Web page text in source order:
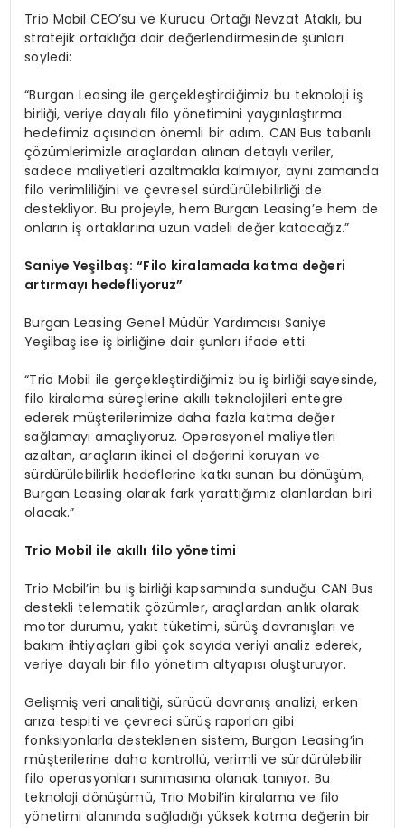
Trio Mobil CEO’su ve Kurucu Ortağı Nevzat Ataklı, bu
stratejik ortaklığa dair değerlendirmesinde şunları
söyledi:
“Burgan Leasing ile gerçekleştirdiğimiz bu teknoloji iş
birliği, veriye dayalı filo yönetimini yaygınlaştırma
hedefimiz açısından önemli bir adım. CAN Bus tabanlı
çözümlerimizle araçlardan alınan detaylı veriler,
sadece maliyetleri azaltmakla kalmıyor, aynı zamanda
filo verimliliğini ve çevresel sürdürülebilirliği de
destekliyor. Bu projeyle, hem Burgan Leasing’e hem de
onların iş ortaklarına uzun vadeli değer katacağız.”
Saniye Yeşilbaş:“Filo kiralamada katma değeri
artırmayı hedefliyoruz”
Burgan Leasing Genel Müdür Yardımcısı Saniye
Yeşilbaş ise iş birliğine dair şunları ifade etti:
“Trio Mobil ile gerçekleştirdiğimiz bu iş birliği sayesinde,
filo kiralama süreçlerine akıllı teknolojileri entegre
ederek müşterilerimize daha fazla katma değer
sağlamayı amaçlıyoruz. Operasyonel maliyetleri
azaltan, araçların ikinci el değerini koruyan ve
sürdürülebilirlik hedeflerine katkı sunan bu dönüşüm,
Burgan Leasing olarak fark yarattığımız alanlardan biri
olacak.”
Trio Mobil ile akıllı filo yönetimi
Trio Mobil’in bu iş birliği kapsamında sunduğu CAN Bus
destekli telematik çözümler, araçlardan anlık olarak
motor durumu, yakıt tüketimi, sürüş davranışları ve
bakım ihtiyaçları gibi çok sayıda veriyi analiz ederek,
veriye dayalı bir filo yönetim altyapısı oluşturuyor.
Gelişmiş veri analitiği, sürücü davranış analizi, erken
arıza tespiti ve çevreci sürüş raporları gibi
fonksiyonlarla desteklenen sistem, Burgan Leasing’in
müşterilerine daha kontrollü, verimli ve sürdürülebilir
filo operasyonları sunmasına olanak tanıyor. Bu
teknoloji dönüşümü, Trio Mobil’in kiralama ve filo
yönetimi alanında sağladığı yüksek katma değerin bir